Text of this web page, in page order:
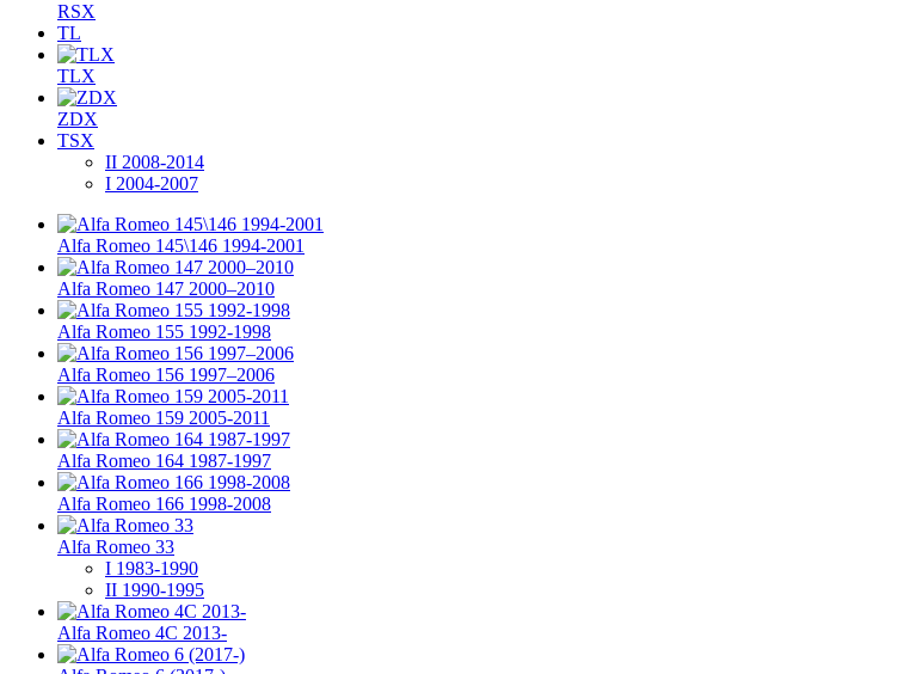
RSX
TL
TLX
ZDX
TSX
II 2008-2014
I 2004-2007
Alfa Romeo 145\146 1994-2001
Alfa Romeo 147 2000–2010
Alfa Romeo 155 1992-1998
Alfa Romeo 156 1997–2006
Alfa Romeo 159 2005-2011
Alfa Romeo 164 1987-1997
Alfa Romeo 166 1998-2008
Alfa Romeo 33
I 1983-1990
II 1990-1995
Alfa Romeo 4C 2013-